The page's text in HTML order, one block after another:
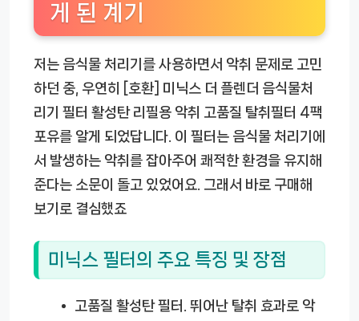
게 된 계기
저는 음식물 처리기를 사용하면서 악취 문제로 고민
하던 중, 우연히
[호환] 미닉스 더 플렌더 음식물처
리기 필터 활성탄 리필용 악취 고품질 탈취필터 4팩
포유를 알게 되었답니다. 이 필터는 음식물 처리기에
서 발생하는 악취를 잡아주어 쾌적한 환경을 유지해
준다는 소문이 돌고 있었어요. 그래서 바로 구매해
보기로 결심했죠
미닉스 필터의 주요 특징 및 장점
고품질 활성탄 필터.
뛰어난 탈취 효과로 악